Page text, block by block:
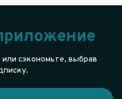
сэкономьте, выбрав